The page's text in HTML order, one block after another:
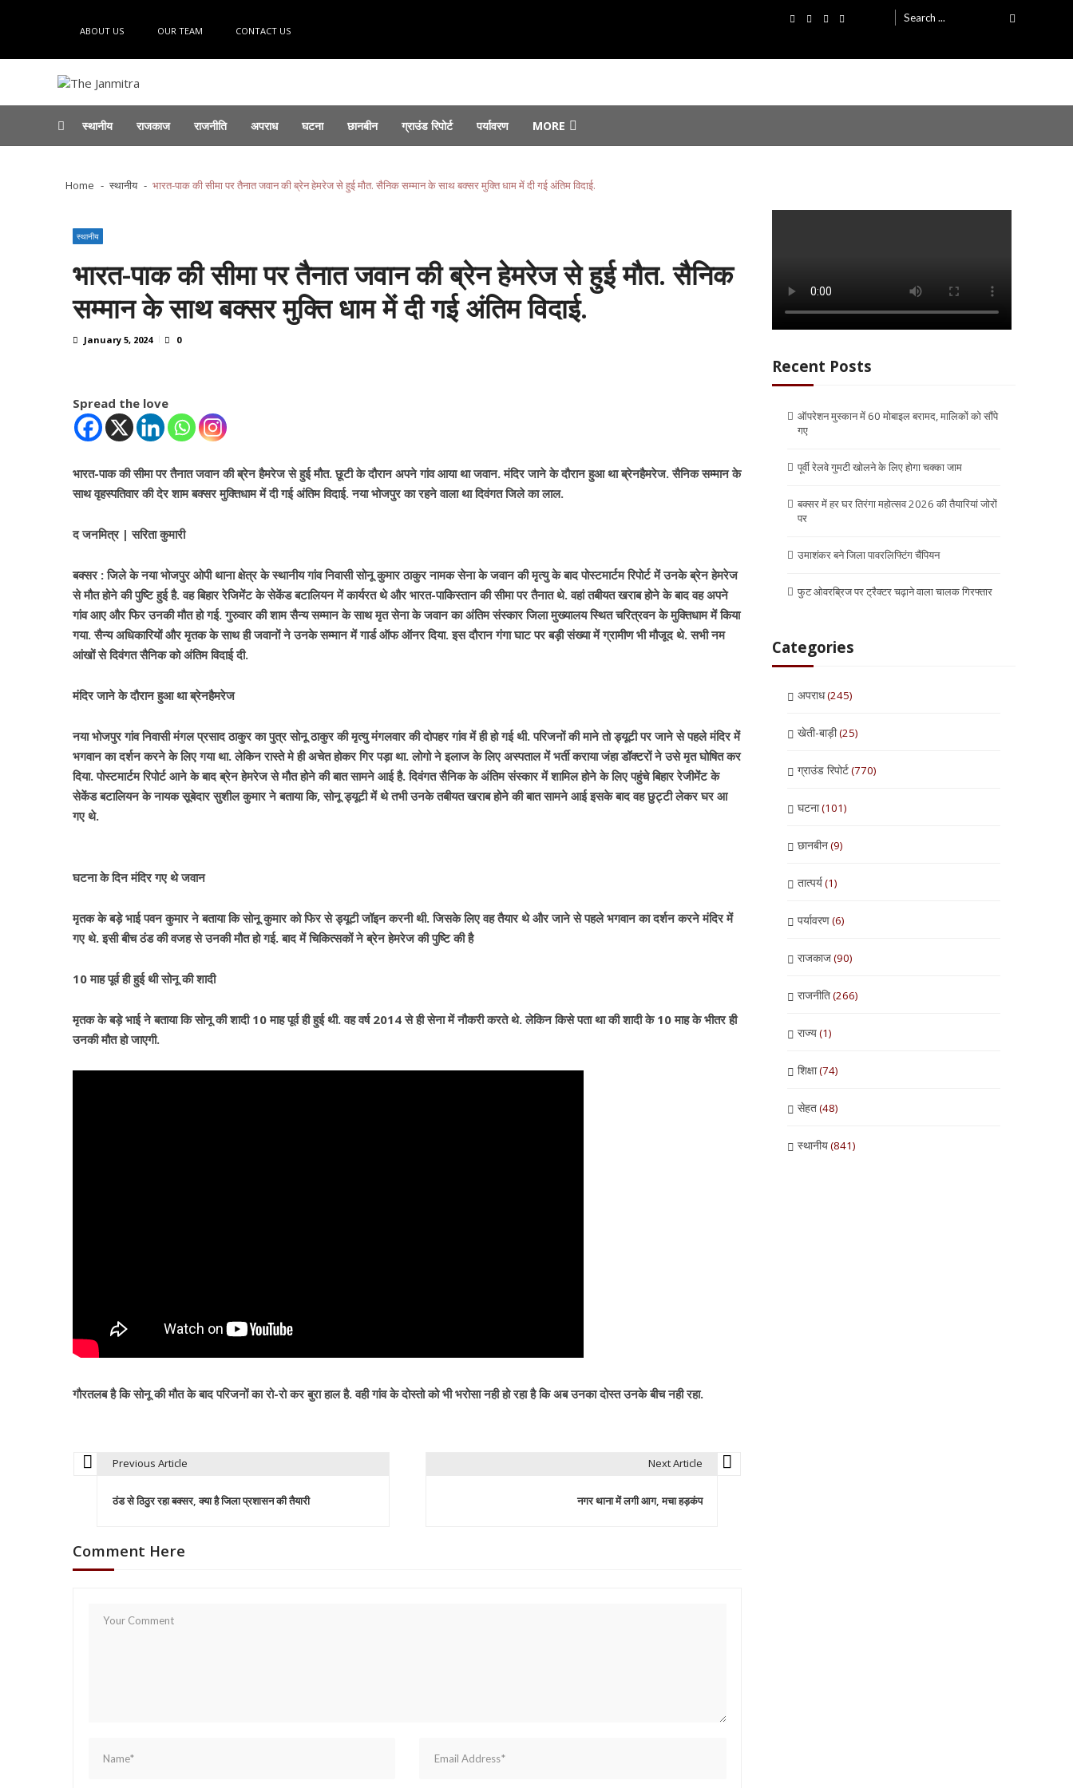
ABOUT US OUR TEAM CONTACT US
Search
for:
The Janmitra
The Janmitra
स्थानीय राजकाज राजनीति अपराध घटना छानबीन ग्राउंड रिपोर्ट पर्यावरण MORE
पूर्वी रेलवे गुमटी खोलने के लिए होगा चक्का जाम... August 6, 2026
बक्सर में हर घर तिरंगा महोत्सव 2026 की तैयारियां जोरों पर... August 6, 2026
Home स्थानीय भारत-पाक की सीमा पर तैनात जवान की ब्रेन हेमरेज से हुई मौत. सैनिक सम्मान के साथ बक्सर मुक्ति धाम में दी गई अंतिम विदाई.
स्थानीय
भारत-पाक की सीमा पर तैनात जवान की ब्रेन हेमरेज से हुई मौत. सैनिक
सम्मान के साथ बक्सर मुक्ति धाम में दी गई अंतिम विदाई.
January 5, 2024 0
Spread the love
भारत-पाक की सीमा पर तैनात जवान की ब्रेन हैमरेज से हुई मौत. छूटी के दौरान अपने गांव आया था जवान. मंदिर जाने के दौरान हुआ था ब्रेनहैमरेज. सैनिक सम्मान के
साथ वृहस्पतिवार की देर शाम बक्सर मुक्तिधाम में दी गई अंतिम विदाई. नया भोजपुर का रहने वाला था दिवंगत जिले का लाल.
द जनमित्र | सरिता कुमारी
बक्सर : जिले के नया भोजपुर ओपी थाना क्षेत्र के स्थानीय गांव निवासी सोनू कुमार ठाकुर नामक सेना के जवान की मृत्यु के बाद पोस्टमार्टम रिपोर्ट में उनके ब्रेन हेमरेज
से मौत होने की पुष्टि हुई है. वह बिहार रेजिमेंट के सेकेंड बटालियन में कार्यरत थे और भारत-पाकिस्तान की सीमा पर तैनात थे. वहां तबीयत खराब होने के बाद वह अपने
गांव आए और फिर उनकी मौत हो गई. गुरुवार की शाम सैन्य सम्मान के साथ मृत सेना के जवान का अंतिम संस्कार जिला मुख्यालय स्थित चरित्रवन के मुक्तिधाम में किया
गया. सैन्य अधिकारियों और मृतक के साथ ही जवानों ने उनके सम्मान में गार्ड ऑफ ऑनर दिया. इस दौरान गंगा घाट पर बड़ी संख्या में ग्रामीण भी मौजूद थे. सभी नम
आंखों से दिवंगत सैनिक को अंतिम विदाई दी.
मंदिर जाने के दौरान हुआ था ब्रेनहैमरेज
नया भोजपुर गांव निवासी मंगल प्रसाद ठाकुर का पुत्र सोनू ठाकुर की मृत्यु मंगलवार की दोपहर गांव में ही हो गई थी. परिजनों की माने तो ड्यूटी पर जाने से पहले मंदिर में
भगवान का दर्शन करने के लिए गया था. लेकिन रास्ते मे ही अचेत होकर गिर पड़ा था. लोगो ने इलाज के लिए अस्पताल में भर्ती कराया जंहा डॉक्टरों ने उसे मृत घोषित कर
दिया. पोस्टमार्टम रिपोर्ट आने के बाद ब्रेन हेमरेज से मौत होने की बात सामने आई है. दिवंगत सैनिक के अंतिम संस्कार में शामिल होने के लिए पहुंचे बिहार रेजीमेंट के
सेकेंड बटालियन के नायक सूबेदार सुशील कुमार ने बताया कि, सोनू ड्यूटी में थे तभी उनके तबीयत खराब होने की बात सामने आई इसके बाद वह छुट्टी लेकर घर आ
गए थे.
घटना के दिन मंदिर गए थे जवान
मृतक के बड़े भाई पवन कुमार ने बताया कि सोनू कुमार को फिर से ड्यूटी जॉइन करनी थी. जिसके लिए वह तैयार थे और जाने से पहले भगवान का दर्शन करने मंदिर में
गए थे. इसी बीच ठंड की वजह से उनकी मौत हो गई. बाद में चिकित्सकों ने ब्रेन हेमरेज की पुष्टि की है
10 माह पूर्व ही हुई थी सोनू की शादी
मृतक के बड़े भाई ने बताया कि सोनू की शादी 10 माह पूर्व ही हुई थी. वह वर्ष 2014 से ही सेना में नौकरी करते थे. लेकिन किसे पता था की शादी के 10 माह के भीतर ही
उनकी मौत हो जाएगी.
गौरतलब है कि सोनू की मौत के बाद परिजनों का रो-रो कर बुरा हाल है. वही गांव के दोस्तो को भी भरोसा नही हो रहा है कि अब उनका दोस्त उनके बीच नही रहा.
s
Previous Article
ठंड से ठिठुर रहा बक्सर, क्या है जिला प्रशासन की तैयारी
Next Article
नगर थाना में लगी आग, मचा हड़कंप
Comment Here
Recent Posts
ऑपरेशन मुस्कान में 60 मोबाइल बरामद, मालिकों को सौंपे
गए
पूर्वी रेलवे गुमटी खोलने के लिए होगा चक्का जाम
बक्सर में हर घर तिरंगा महोत्सव 2026 की तैयारियां जोरों
पर
उमाशंकर बने जिला पावरलिफ्टिंग चैंपियन
फुट ओवरब्रिज पर ट्रैक्टर चढ़ाने वाला चालक गिरफ्तार
Categories
अपराध(245)
खेती-बाड़ी(25)
ग्राउंड रिपोर्ट(770)
घटना(101)
छानबीन(9)
तात्पर्य(1)
पर्यावरण(6)
राजकाज(90)
राजनीति(266)
राज्य(1)
शिक्षा(74)
सेहत(48)
स्थानीय(841)